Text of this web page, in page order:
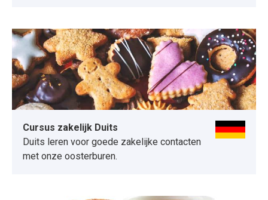
Cursus zakelijk Duits
Duits leren voor goede zakelijke contacten
met onze oosterburen.